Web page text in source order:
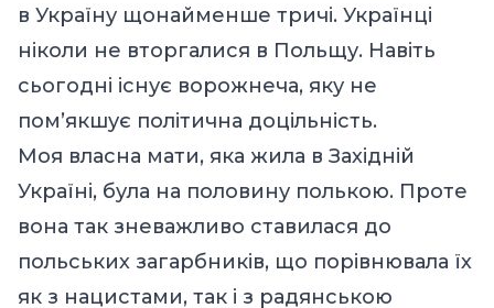
в Україну щонайменше тричі. Українці
ніколи не вторгалися в Польщу. Навіть
сьогодні існує ворожнеча, яку не
пом’якшує політична доцільність.
Моя власна мати, яка жила в Західній
Україні, була на половину полькою. Проте
вона так зневажливо ставилася до
польських загарбників, що порівнювала їх
як з нацистами, так і з радянською